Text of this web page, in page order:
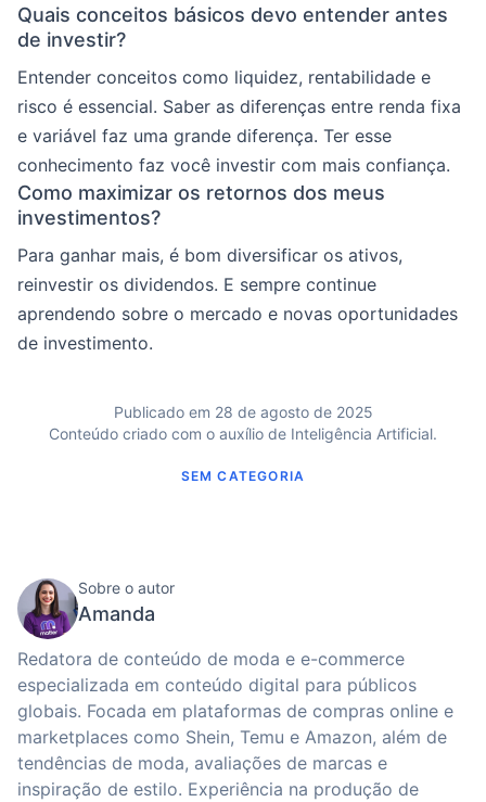
Quais conceitos básicos devo entender antes
de investir?
Entender conceitos como liquidez, rentabilidade e
risco é essencial. Saber as diferenças entre renda fixa
e variável faz uma grande diferença. Ter esse
conhecimento faz você investir com mais confiança.
Como maximizar os retornos dos meus
investimentos?
Para ganhar mais, é bom diversificar os ativos,
reinvestir os dividendos. E sempre continue
aprendendo sobre o mercado e novas oportunidades
de investimento.
Publicado em 28 de agosto de 2025
Conteúdo criado com o auxílio de Inteligência Artificial.
SEM CATEGORIA
Sobre o autor
Amanda
Redatora de conteúdo de moda e e-commerce
especializada em conteúdo digital para públicos
globais. Focada em plataformas de compras online e
marketplaces como Shein, Temu e Amazon, além de
tendências de moda, avaliações de marcas e
inspiração de estilo. Experiência na produção de